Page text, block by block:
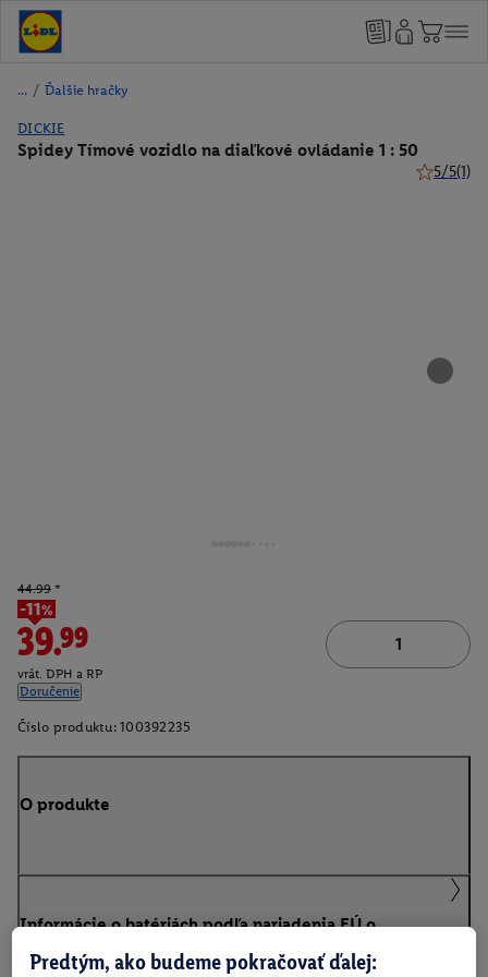
/ Ďalšie hračky
DICKIE
Spidey Tímové vozidlo na diaľkové ovládanie 1 : 50
5/5(1)
44.99 *
-11%
39.99
vrát. DPH a RP
Doručenie
Číslo produktu: 100392235
O produkte
Informácie o batériách podľa nariadenia EÚ o
Predtým, ako budeme pokračovať ďalej: